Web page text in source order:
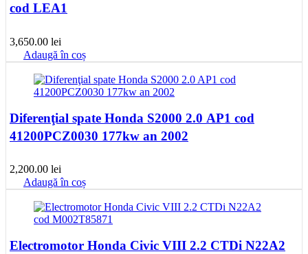
cod LEA1
3,650.00 lei
Adaugă în coș
Diferenţial spate Honda S2000 2.0 AP1 cod
41200PCZ0030 177kw an 2002
2,200.00 lei
Adaugă în coș
Electromotor Honda Civic VIII 2.2 CTDi N22A2